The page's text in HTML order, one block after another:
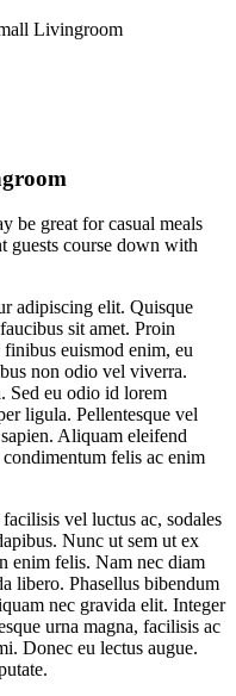
Livingroom
be great for casual meals
course down with
adipiscing elit. Quisque
sit amet. Proin
euismod enim, eu
non odio vel viverra.
Sed eu odio id lorem
ligula. Pellentesque vel
Aliquam eleifend
felis ac enim
vel luctus ac, sodales
Nunc ut sem ut ex
enim felis. Nam nec diam
libero. Phasellus bibendum
nec gravida elit. Integer
urna magna, facilisis ac
Donec eu lectus augue.